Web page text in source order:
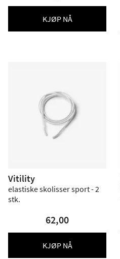
KJØP NÅ
Vitility
elastiske skolisser sport - 2
stk.
62,00
KJØP NÅ